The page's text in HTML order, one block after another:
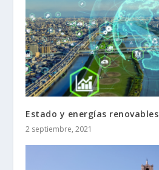
Estado y energías renovables
2 septiembre, 2021